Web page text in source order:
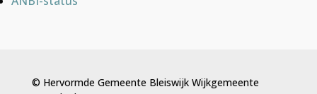
© Hervormde Gemeente Bleiswijk Wijkgemeente